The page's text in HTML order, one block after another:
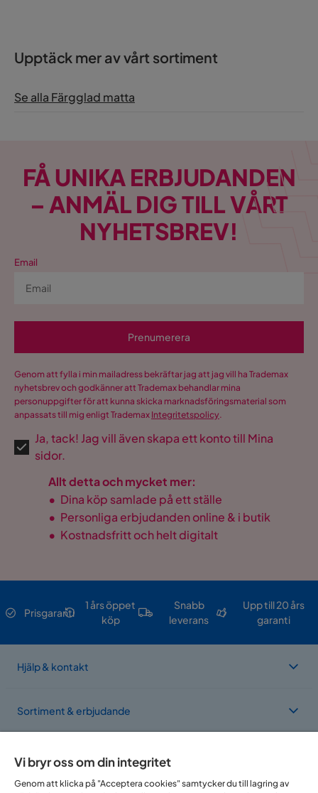
Upptäck mer av vårt sortiment
Se alla Färgglad matta
FÅ UNIKA ERBJUDANDEN
– ANMÄL DIG TILL VÅRT
NYHETSBREV!
Email
Prenumerera
Genom att fylla i min mailadress bekräftar jag att jag vill ha Trademax
nyhetsbrev och godkänner att Trademax behandlar mina
personuppgifter för att kunna skicka marknadsföringsmaterial som
anpassats till mig enligt Trademax Integritetspolicy.
Ja, tack! Jag vill även skapa ett konto till Mina
sidor.
Allt detta och mycket mer:
• Dina köp samlade på ett ställe
• Personliga erbjudanden online & i butik
• Kostnadsfritt och helt digitalt
Prisgaranti
1 års öppet
köp
Snabb
leverans
Upp till 20 års
garanti
Hjälp & kontakt
Sortiment & erbjudande
Vi bryr oss om din integritet
Genom att klicka på "Acceptera cookies" samtycker du till lagring av